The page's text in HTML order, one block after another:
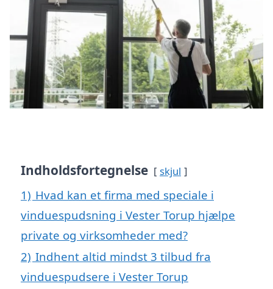
Indholdsfortegnelse skjul
1) Hvad kan et firma med speciale i
vinduespudsning i Vester Torup hjælpe
private og virksomheder med?
2) Indhent altid mindst 3 tilbud fra
vinduespudsere i Vester Torup